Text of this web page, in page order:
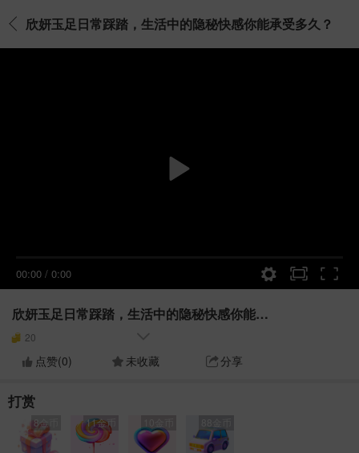
欣妍玉足日常踩踏，生活中的隐秘快感你能承受多久？
00:00 / 0:00
欣妍玉足日常踩踏，生活中的隐秘快感你能承受多久？
20
点赞(0) 未收藏 分享
打赏
8金币 11金币